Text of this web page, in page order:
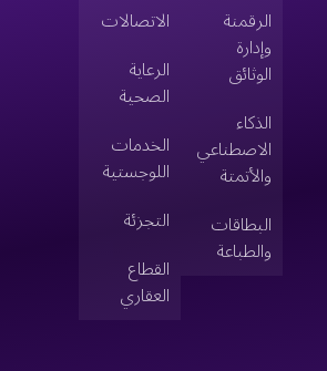
الرقمنة
وإدارة
الوثائق
الذكاء
الاصطناعي
والأتمتة
البطاقات
والطباعة
الاتصالات
الرعاية
الصحية
الخدمات
اللوجستية
التجزئة
القطاع
العقاري